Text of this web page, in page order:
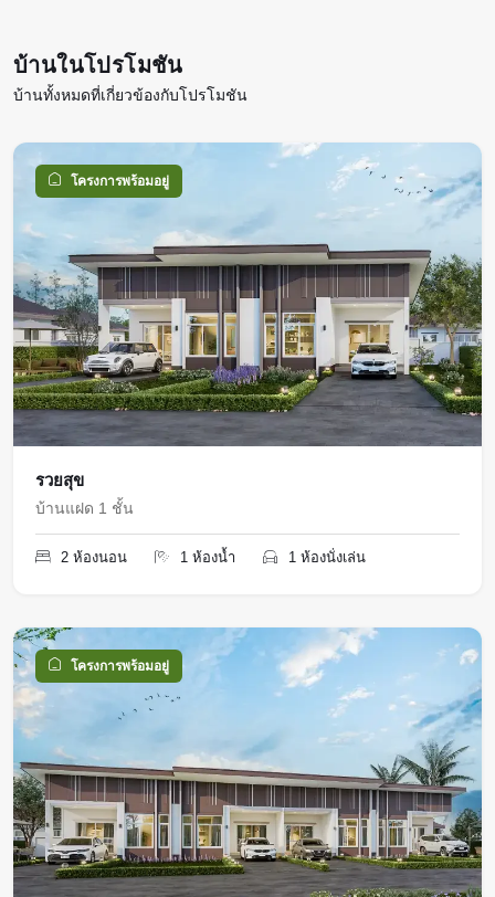
บ้านในโปรโมชัน
บ้านทั้งหมดที่เกี่ยวข้องกับโปรโมชัน
โครงการพร้อมอยู่
รวยสุข
บ้านแฝด 1 ชั้น
2 ห้องนอน 1 ห้องน้ำ 1 ห้องนั่งเล่น
โครงการพร้อมอยู่